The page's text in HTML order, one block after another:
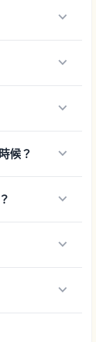
keyboard_arrow_down
keyboard_arrow_down
keyboard_arrow_down
候？ keyboard_arrow_down
keyboard_arrow_down
keyboard_arrow_down
keyboard_arrow_down